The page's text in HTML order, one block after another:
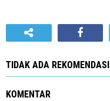
TIDAK ADA REKOMENDASI
KOMENTAR